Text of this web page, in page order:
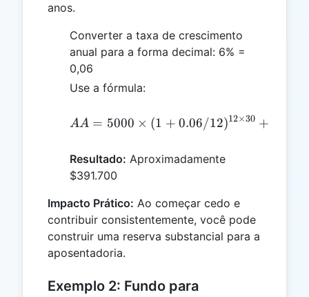
anos.
Converter a taxa de crescimento
anual para a forma decimal: 6% =
0,06
Use a fórmula:
AA = 5000 \times (1
AA = 5000 × (1 + 0.06/12)12×30 +
Resultado: Aproximadamente
$391.700
Impacto Prático: Ao começar cedo e
contribuir consistentemente, você pode
construir uma reserva substancial para a
aposentadoria.
Exemplo 2: Fundo para